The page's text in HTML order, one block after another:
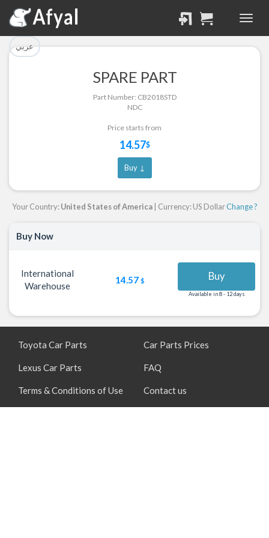
عربي
SPARE PART
Part Number: CB2018STD
NDC
Price starts from
14.57$
Buy ↓
Your Country:United States of America| Currency: US DollarChange ?
Buy Now
International
Warehouse
14.57 $ Buy
Available in 8 - 12 days
تم إضافة القطعة بنجاح.
Part Successfully
Selected
تم إضافة القطعة للسلة
بنجاح.
Part Added to Cart
Toyota Car Parts
Lexus Car Parts
Terms & Conditions of Use
Car Parts Prices
FAQ
Contact us